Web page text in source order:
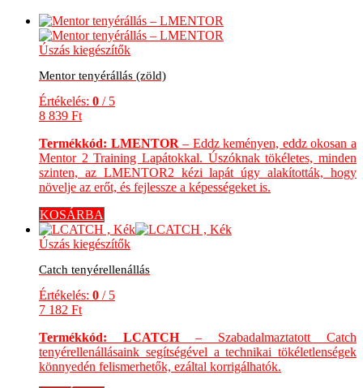
Úszás kiegészítők
Mentor tenyérállás (zöld)
Értékelés: 0 / 5
8 839 Ft
Termékkód: LMENTOR – Eddz keményen, eddz okosan a
Mentor 2 Training Lapátokkal. Úszóknak tökéletes, minden
szinten, az LMENTOR2 kézi lapát úgy alakították, hogy
növelje az erőt, és fejlessze a képességeket is.
KOSÁRBA
Úszás kiegészítők
Catch tenyérellenállás
Értékelés: 0 / 5
7 182 Ft
Termékkód: LCATCH– Szabadalmaztatott Catch
tenyérellenállásaink segítségével a technikai tökéletlenségek
könnyedén felismerhetők, ezáltal korrigálhatók.